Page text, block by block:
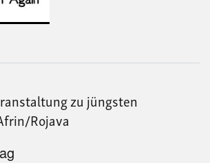
zu jüngsten
Rojava